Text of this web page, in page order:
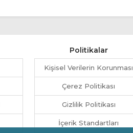
Politikalar
Kişisel Verilerin Korunması
Çerez Politikası
Gizlilik Politikası
İçerik Standartları